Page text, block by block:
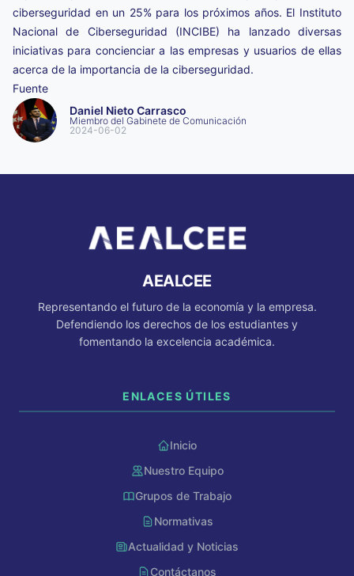
ciberseguridad en un 25% para los próximos años. El Instituto
Nacional de Ciberseguridad (INCIBE) ha lanzado diversas
iniciativas para concienciar a las empresas y usuarios de ellas
acerca de la importancia de la ciberseguridad.
Fuente
Daniel Nieto Carrasco
Miembro del Gabinete de Comunicación
2024-06-02
AEALCEE GPT
Hola, soy AEALCEE GPT. ¿En qué
puedo ayudarte hoy?
AEALCEE
Representando el futuro de la economía y la empresa.
Defendiendo los derechos de los estudiantes y
fomentando la excelencia académica.
ENLACES ÚTILES
Inicio
Nuestro Equipo
Grupos de Trabajo
Normativas
Actualidad y Noticias
Contáctanos